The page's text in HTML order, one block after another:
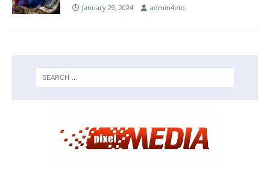
January 29, 2024 admin4eto